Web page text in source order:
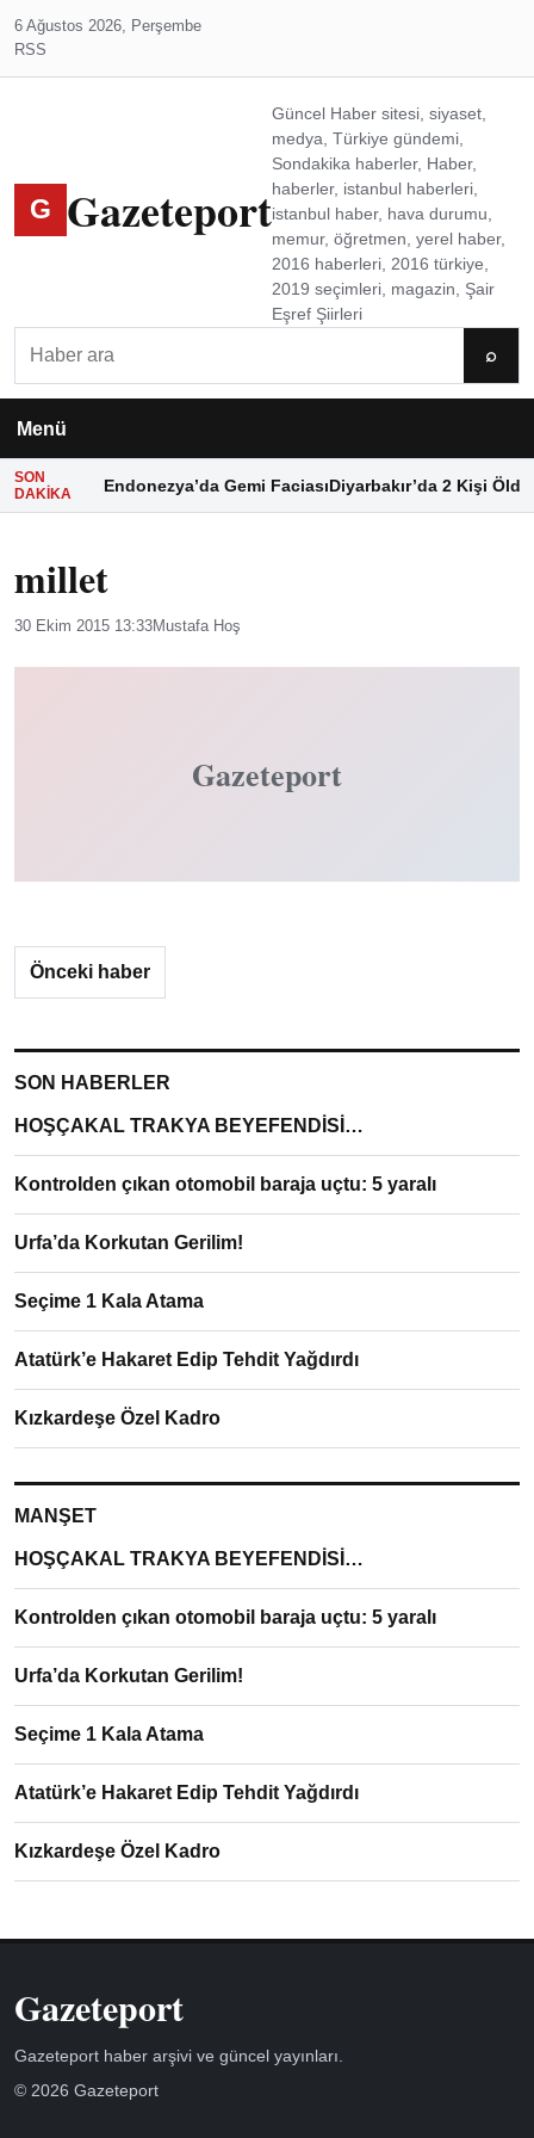
6 Ağustos 2026, Perşembe
RSS
G Gazeteport
Güncel Haber sitesi, siyaset,
medya, Türkiye gündemi,
Sondakika haberler, Haber,
haberler, istanbul haberleri,
istanbul haber, hava durumu,
memur, öğretmen, yerel haber,
2016 haberleri, 2016 türkiye,
2019 seçimleri, magazin, Şair
Eşref Şiirleri
⌕
Menü
SON
DAKIKA
Endonezya’da Gemi FaciasıDiyarbakır’da 2 Kişi Öldü
millet
30 Ekim 2015 13:33Mustafa Hoş
Gazeteport
Önceki haber
SON HABERLER
HOŞÇAKAL TRAKYA BEYEFENDİSİ…
Kontrolden çıkan otomobil baraja uçtu: 5 yaralı
Urfa’da Korkutan Gerilim!
Seçime 1 Kala Atama
Atatürk’e Hakaret Edip Tehdit Yağdırdı
Kızkardeşe Özel Kadro
MANŞET
HOŞÇAKAL TRAKYA BEYEFENDİSİ…
Kontrolden çıkan otomobil baraja uçtu: 5 yaralı
Urfa’da Korkutan Gerilim!
Seçime 1 Kala Atama
Atatürk’e Hakaret Edip Tehdit Yağdırdı
Kızkardeşe Özel Kadro
Gazeteport
Gazeteport haber arşivi ve güncel yayınları.
© 2026 Gazeteport